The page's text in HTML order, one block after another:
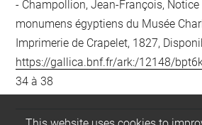
Champollion, Jean-François,
monumens égyptiens du Musée
Imprimerie de Crapelet, 1827,
https://gallica.bnf.fr/ark:/12148/
34 à 38